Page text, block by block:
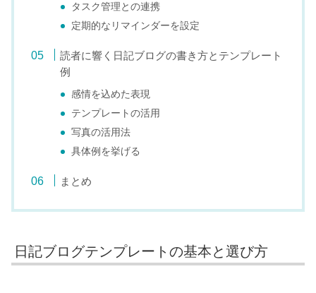
タスク管理との連携
定期的なリマインダーを設定
読者に響く日記ブログの書き方とテンプレート
例
感情を込めた表現
テンプレートの活用
写真の活用法
具体例を挙げる
まとめ
日記ブログテンプレートの基本と選び方